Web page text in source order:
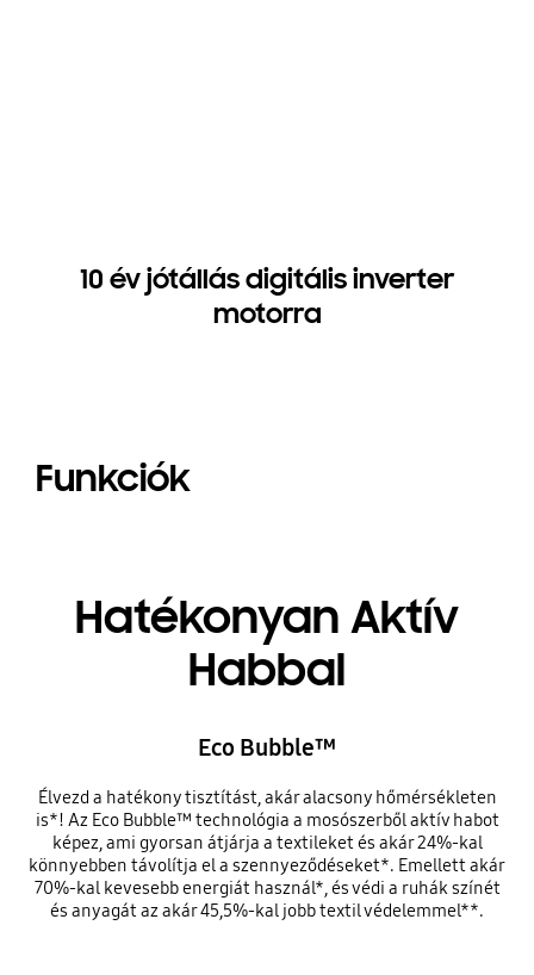
10 év jótállás digitális inverter
motorra
Funkciók
Hatékonyan Aktív
Habbal
Eco Bubble™
Élvezd a hatékony tisztítást, akár alacsony hőmérsékleten
is*! Az Eco Bubble™ technológia a mosószerből aktív habot
képez, ami gyorsan átjárja a textileket és akár 24%-kal
könnyebben távolítja el a szennyeződéseket*. Emellett akár
70%-kal kevesebb energiát használ*, és védi a ruhák színét
és anyagát az akár 45,5%-kal jobb textil védelemmel**.